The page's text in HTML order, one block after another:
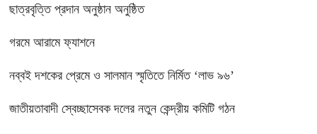
ছাত্রবৃত্তি প্রদান অনুষ্ঠান অনুষ্ঠিত
গরমে আরামে ফ্যাশনে
নব্বই দশকের প্রেমে ও সালমান স্মৃতিতে নির্মিত ‘লাভ ৯৬’
জাতীয়তাবাদী স্বেচ্ছাসেবক দলের নতুন কেন্দ্রীয় কমিটি গঠন